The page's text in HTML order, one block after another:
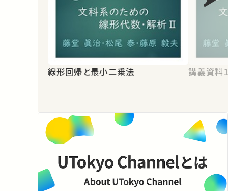
線形回帰と最小二乗法 講義資料